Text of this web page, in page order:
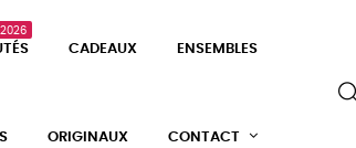
2026
CADEAUX ENSEMBLES
ORIGINAUX CONTACT